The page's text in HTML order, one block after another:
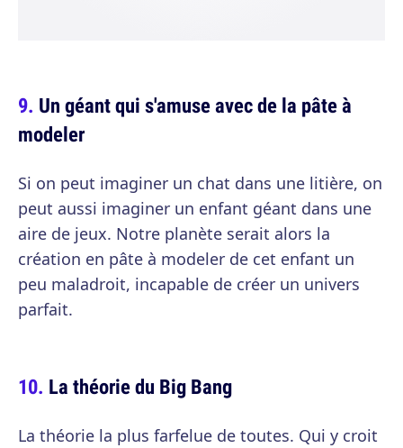
Un géant qui s'amuse avec de la pâte à
modeler
Si on peut imaginer un chat dans une litière, on
peut aussi imaginer un enfant géant dans une
aire de jeux. Notre planète serait alors la
création en pâte à modeler de cet enfant un
peu maladroit, incapable de créer un univers
parfait.
La théorie du Big Bang
La théorie la plus farfelue de toutes. Qui y croit